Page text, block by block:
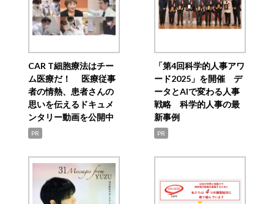
CAR T細胞療法はチー
ム医療だ！ 医療従事
者の情熱、患者さんの
思いを伝えるドキュメ
ンタリー動画を公開中
PR
「第4回科学的人事アワ
ード2025」を開催 デ
ータとAIで変わる人事
戦略 科学的人事の最
新事例
PR